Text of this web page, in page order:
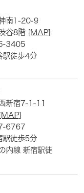
南1-20-9
谷8階 [MAP]
3405
駅徒歩4分
新宿7-1-11
[MAP]
6767
駅徒歩5分
内線 新宿駅徒